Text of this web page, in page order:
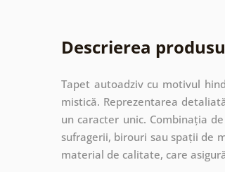
Descrierea
Tapet autoadziv cu motivul
mistică. Reprezentarea
un caracter unic. Combinația
sufragerii, birouri sau spații de
material de calitate, care